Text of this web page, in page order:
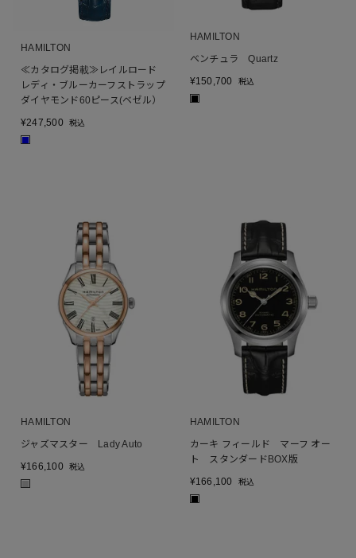
HAMILTON
≪カタログ掲載≫レイルロード
レディ・ブルーカーフストラップ
ダイヤモンド60ピース(ベゼル）
¥247,500 税込
■
HAMILTON
ベンチュラ Quartz
¥150,700 税込
■
HAMILTON
ジャズマスター Lady Auto
¥166,100 税込
■
HAMILTON
カーキ フィールド マーフ オー
ト スタンダードBOX版
¥166,100 税込
■